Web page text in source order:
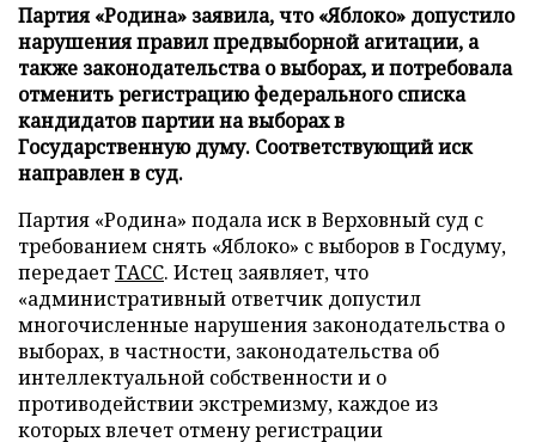
Партия «Родина» заявила, что «Яблоко» допустило
нарушения правил предвыборной агитации, а
также законодательства о выборах, и потребовала
отменить регистрацию федерального списка
кандидатов партии на выборах в
Государственную думу. Соответствующий иск
направлен в суд.
Партия «Родина» подала иск в Верховный суд с
требованием снять «Яблоко» с выборов в Госдуму,
передаетТАСС. Истец заявляет, что
«административный ответчик допустил
многочисленные нарушения законодательства о
выборах, в частности, законодательства об
интеллектуальной собственности и о
противодействии экстремизму, каждое из
которых влечет отмену регистрации